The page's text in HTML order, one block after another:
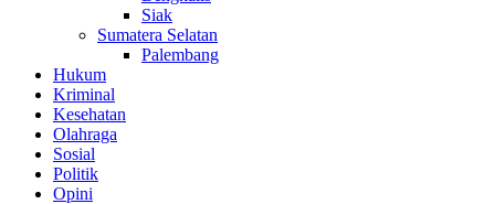
Siak
Sumatera Selatan
Palembang
Hukum
Kriminal
Kesehatan
Olahraga
Sosial
Politik
Opini